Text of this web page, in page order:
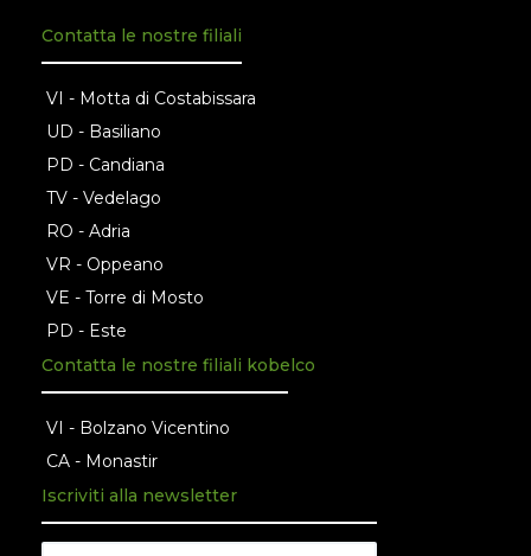
Contatta le nostre filiali
VI - Motta di Costabissara
UD - Basiliano
PD - Candiana
TV - Vedelago
RO - Adria
VR - Oppeano
VE - Torre di Mosto
PD - Este
Contatta le nostre filiali kobelco
VI - Bolzano Vicentino
CA - Monastir
Iscriviti alla newsletter